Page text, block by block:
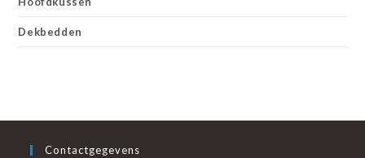
Dekbedden
Contactgegevens